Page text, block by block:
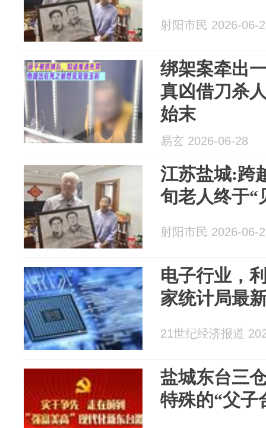
射阳市民 2026-06-
绑架案牵出
真凶借刀杀
始末
易玄 2026-06-28
江苏盐城:跨
旬老人终于“
射阳市民 2026-06-
电子行业，
家统计局最
21世纪经济报道
盐城东台三
特殊的“父子